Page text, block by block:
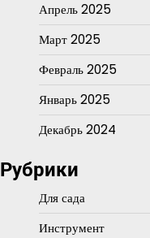
Апрель 2025
Март 2025
Февраль 2025
Январь 2025
Декабрь 2024
Рубрики
Для сада
Инструмент